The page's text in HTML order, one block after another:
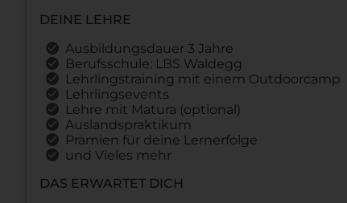
DEINE LEHRE
Ausbildungsdauer 3 Jahre
Berufsschule: LBS Waldegg
Lehrlingstraining mit einem Outdoorcamp
Lehrlingsevents
Lehre mit Matura (optional)
Auslandspraktikum
Prämien für deine Lernerfolge
und Vieles mehr
DAS ERWARTET DICH